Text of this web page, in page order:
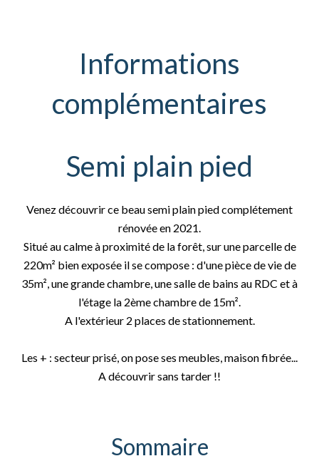
Informations
complémentaires
Semi plain pied
Venez découvrir ce beau semi plain pied complétement
rénovée en 2021.
Situé au calme à proximité de la forêt, sur une parcelle de
220m² bien exposée il se compose : d'une pièce de vie de
35m², une grande chambre, une salle de bains au RDC et à
l'étage la 2ème chambre de 15m².
A l'extérieur 2 places de stationnement.
Les + : secteur prisé, on pose ses meubles, maison fibrée...
A découvrir sans tarder !!
Sommaire